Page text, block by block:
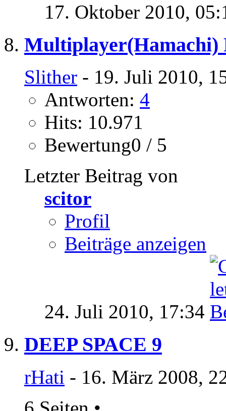
17. Oktober 2010,
Multiplayer(Hamachi)
Slither - 19. Juli 2010,
Antworten: 4
Hits: 10.971
Bewertung0 / 5
Letzter Beitrag von
scitor
Profil
Beiträge anzeigen
24. Juli 2010, 17:34
DEEP SPACE 9
rHati - 16. März 2008,